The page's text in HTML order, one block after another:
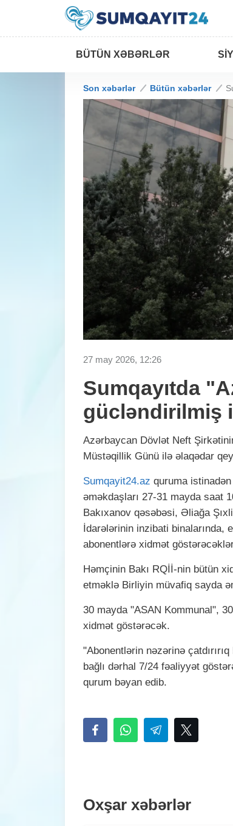
BÜTÜN XƏBƏRLƏR
Son xəbərlər Bütün xəbərlər
27 may 2026, 12:26
Sumqayıtda
gücləndirilmiş
Azərbaycan Dövlət Neft
Müstəqillik Günü ilə əlaqədar
Sumqayit24.az quruma
əməkdaşları 27-31 mayda saat
Bakıxanov qəsəbəsi, Əliağa
İdarələrinin inzibati binalarında,
abonentlərə xidmət
Həmçinin Bakı RQİİ-nin bütün
etməklə Birliyin müvafiq sayda
30 mayda "ASAN Kommunal",
xidmət göstərəcək.
"Abonentlərin nəzərinə
bağlı dərhal 7/24 fəaliyyət
qurum bəyan edib.
Oxşar xəbərlər